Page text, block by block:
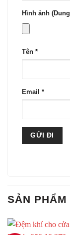
Hình ảnh
Tên *
Email *
SẢN